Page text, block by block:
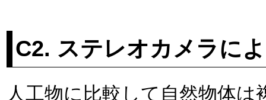
C2. ステレオカメラに
人工物に比較して自然物体